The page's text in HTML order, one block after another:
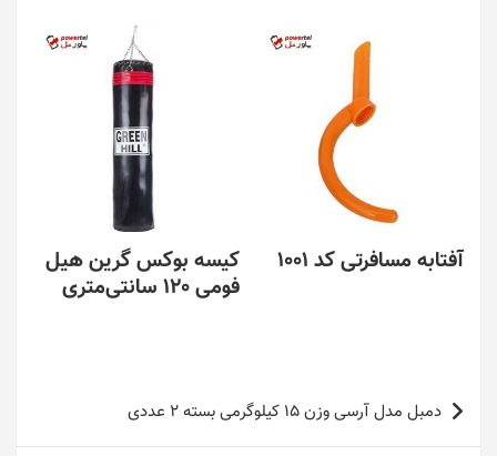
آفتابه مسافرتی کد 1001
کیسه بوکس گرین هیل
فومی 120 سانتی‌متری
راهبری
نوشته
دمبل مدل آرسی وزن 15 کیلوگرمی بسته 2 عددی